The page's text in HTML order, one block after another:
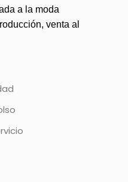
a la moda
venta al